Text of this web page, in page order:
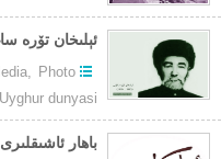
Photo
Uyghur dunyasi
باھار ئاشىقلىرى